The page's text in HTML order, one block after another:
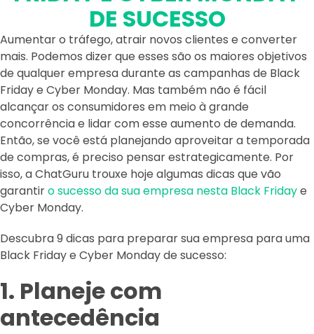
DE SUCESSO
Aumentar o tráfego, atrair novos clientes e converter
mais. Podemos dizer que esses são os maiores objetivos
de qualquer empresa durante as campanhas de Black
Friday e Cyber Monday. Mas também não é fácil
alcançar os consumidores em meio à grande
concorrência e lidar com esse aumento de demanda.
Então, se você está planejando aproveitar a temporada
de compras, é preciso pensar estrategicamente. Por
isso, a ChatGuru trouxe hoje algumas dicas que vão
garantiro sucesso da sua empresa nesta Black Fridaye
Cyber Monday.
Descubra 9 dicas para preparar sua empresa para uma
Black Friday e Cyber Monday de sucesso:
1. Planeje com
antecedência